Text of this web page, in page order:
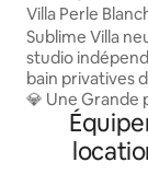
Villa Perle
Sublime Villa neuf de 3 chambre
studio
bain privatives
💎 Une Grande
magnifique
beds et
cuisine US